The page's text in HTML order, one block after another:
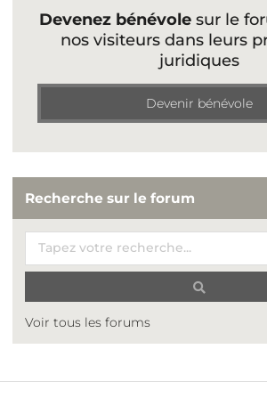
Devenez bénévolesur le
nos visiteurs dans leurs
juridiques
Devenir bénévole
Recherche sur le forum
Voir tous les forums